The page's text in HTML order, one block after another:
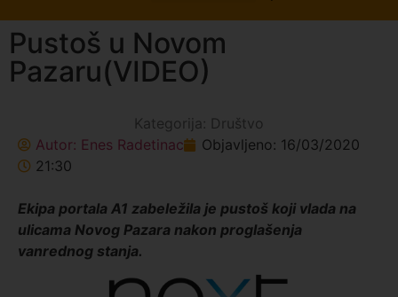
Pustoš u Novom
Pazaru(VIDEO)
Kategorija: Društvo
Autor: Enes Radetinac Objavljeno: 16/03/2020
21:30
Ekipa portala A1 zabeležila je pustoš koji vlada na
ulicama Novog Pazara nakon proglašenja
vanrednog stanja.